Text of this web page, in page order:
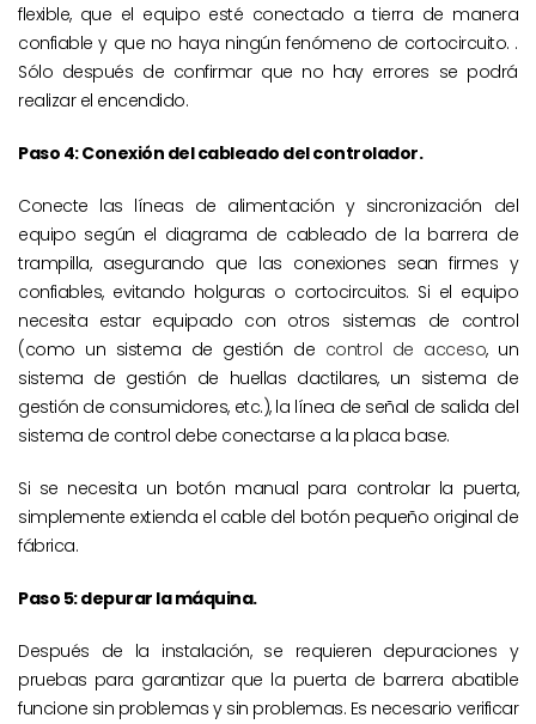
flexible, que el equipo esté conectado a tierra de manera
confiable y que no haya ningún fenómeno de cortocircuito. .
Sólo después de confirmar que no hay errores se podrá
realizar el encendido.
Paso 4: Conexión del cableado del controlador.
Conecte las líneas de alimentación y sincronización del
equipo según el diagrama de cableado de la barrera de
trampilla, asegurando que las conexiones sean firmes y
confiables, evitando holguras o cortocircuitos. Si el equipo
necesita estar equipado con otros sistemas de control
(como un sistema de gestión de control de acceso, un
sistema de gestión de huellas dactilares, un sistema de
gestión de consumidores, etc.), la línea de señal de salida del
sistema de control debe conectarse a la placa base.
Si se necesita un botón manual para controlar la puerta,
simplemente extienda el cable del botón pequeño original de
fábrica.
Paso 5: depurar la máquina.
Después de la instalación, se requieren depuraciones y
pruebas para garantizar que la puerta de barrera abatible
funcione sin problemas y sin problemas. Es necesario verificar